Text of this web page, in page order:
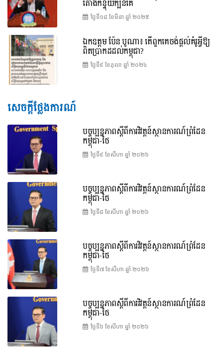
តោងកន្ទុយក្បិនគេ
ថ្ងៃទី១៨ ខែ​មីនា ឆ្នាំ ២០២៥
ឯកឧត្តម ប៉ែន បូណា៖ តើពួកគេចង់ផ្តល់គំរូអ្វីឱ្យ
ពិតប្រាកដដល់កម្ពុជា?
ថ្ងៃទី៩ ខែ​តុលា ឆ្នាំ ២០២៤
សេចក្តីថ្លែងការណ៍
បច្ចុប្បន្នភាពស្ដីពីការវិវត្តន៍ស្ថានការណ៍ព្រំដែន
កម្ពុជា-ថៃ
ថ្ងៃទី៩ ខែ​សីហា ឆ្នាំ ២០២៦
បច្ចុប្បន្នភាពស្ដីពីការវិវត្តន៍ស្ថានការណ៍ព្រំដែន
កម្ពុជា-ថៃ
ថ្ងៃទី៨ ខែ​សីហា ឆ្នាំ ២០២៦
បច្ចុប្បន្នភាពស្ដីពីការវិវត្តន៍ស្ថានការណ៍ព្រំដែន
កម្ពុជា-ថៃ
ថ្ងៃទី៧ ខែ​សីហា ឆ្នាំ ២០២៦
បច្ចុប្បន្នភាពស្ដីពីការវិវត្តន៍ស្ថានការណ៍ព្រំដែន
កម្ពុជា-ថៃ
ថ្ងៃទី៦ ខែ​សីហា ឆ្នាំ ២០២៦